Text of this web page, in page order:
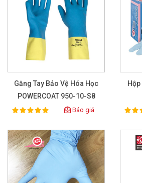
Găng Tay Bảo Vệ Hóa Học
POWERCOAT 950-10-S8
Rating:
100% Báo giá 100%